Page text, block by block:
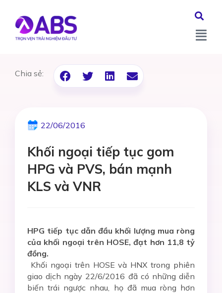
Chia sẻ:
22/06/2016
Khối ngoại tiếp tục gom
HPG và PVS, bán mạnh
KLS và VNR
HPG tiếp tục dẫn đầu khối lượng mua ròng
của khối ngoại trên HOSE, đạt hơn 11,8 tỷ
đồng.
Khối ngoại trên HOSE và HNX trong phiên
giao dịch ngày 22/6/2016 đã có những diễn
biến trái ngược nhau, họ đã mua ròng hơn